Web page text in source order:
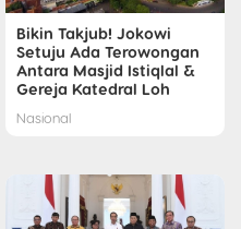
Bikin Takjub! Jokowi
Setuju Ada Terowongan
Antara Masjid Istiqlal &
Gereja Katedral Loh
Nasional